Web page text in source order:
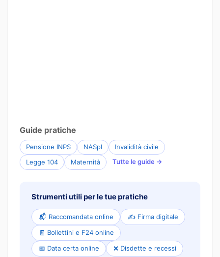
Guide pratiche
Pensione INPS NASpI
Invalidità civile
Legge 104
Maternità Tutte le guide →
Strumenti utili per le tue pratiche
📬 Raccomandata online ✍️ Firma digitale
🧾 Bollettini e F24 online
📅 Data certa online ❌ Disdette e recessi